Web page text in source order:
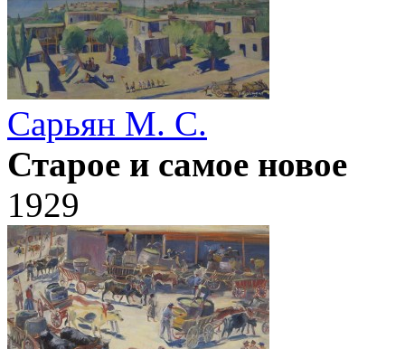
Сарьян М. С.
Старое и самое новое
1929